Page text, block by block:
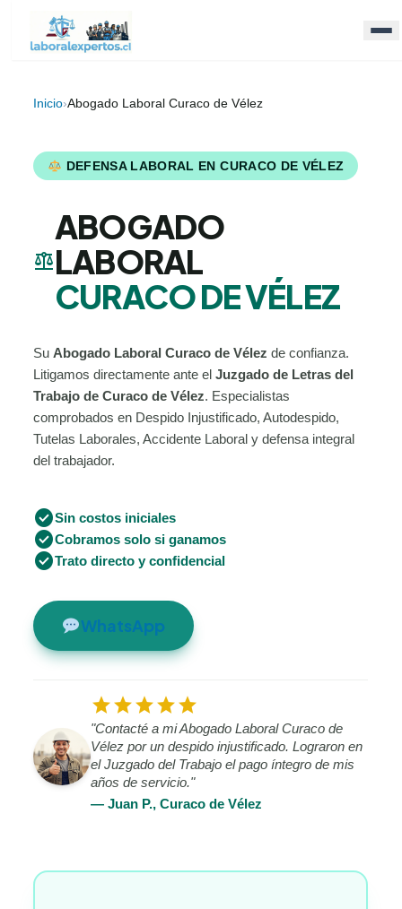
Inicio›Abogado Laboral Curaco de Vélez
DEFENSA LABORAL EN CURACO DE VÉLEZ
balance
ABOGADO
LABORAL
CURACO DE VÉLEZ
Su Abogado Laboral Curaco de Vélez de confianza.
Litigamos directamente ante elJuzgado de Letras del
Trabajo de Curaco de Vélez. Especialistas
comprobados en Despido Injustificado, Autodespido,
Tutelas Laborales, Accidente Laboral y defensa integral
del trabajador.
check_circleSin costos iniciales
check_circleCobramos solo si ganamos
check_circleTrato directo y confidencial
WhatsApp
starstarstarstarstar
"Contacté a mi Abogado Laboral Curaco de
Vélez por un despido injustificado. Lograron en
el Juzgado del Trabajo el pago íntegro de mis
años de servicio."
— Juan P., Curaco de Vélez